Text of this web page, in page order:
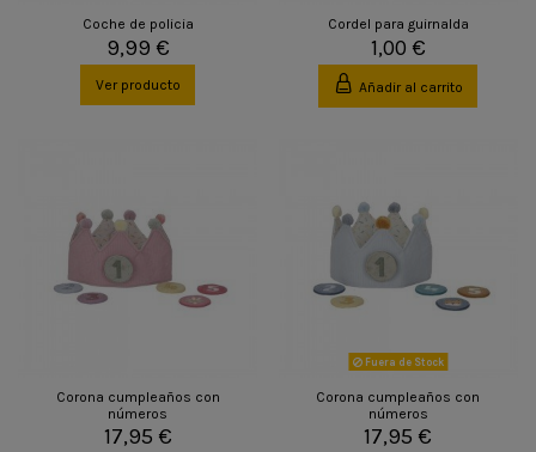
Coche de policia
9,99 €
Ver producto
Cordel para guirnalda
1,00 €
Añadir al carrito
Corona cumpleaños con
números
17,95 €
Fuera de Stock
Corona cumpleaños con
números
17,95 €